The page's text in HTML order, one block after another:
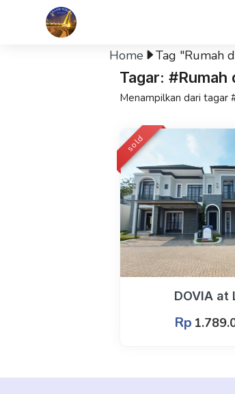
Home Tag "Rumah
Tagar: #Rumah
Menampilkan dari tagar
sold
DOVIA at
Rp